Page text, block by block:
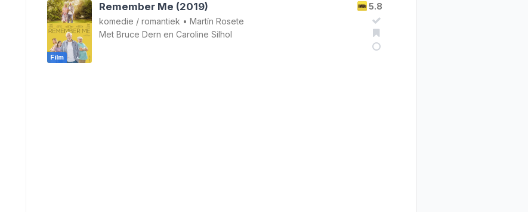
Film
5.8
Remember Me (2019)
komedie / romantiek • Martín Rosete
Met Bruce Dern en Caroline Silhol